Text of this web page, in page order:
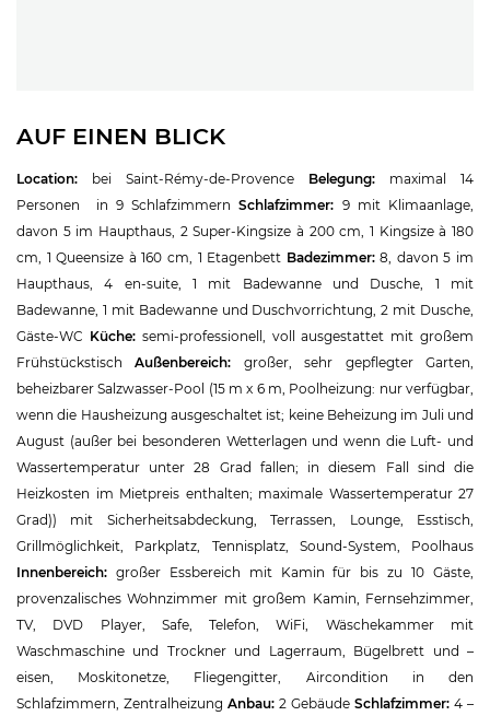
AUF EINEN BLICK
Location: bei Saint-Rémy-de-Provence Belegung: maximal 14
Personen in 9 Schlafzimmern Schlafzimmer: 9 mit Klimaanlage,
davon 5 im Haupthaus, 2 Super-Kingsize à 200 cm, 1 Kingsize à 180
cm, 1 Queensize à 160 cm, 1 Etagenbett Badezimmer:8, davon 5 im
Haupthaus, 4 en-suite, 1 mit Badewanne und Dusche, 1 mit
Badewanne, 1 mit Badewanne und Duschvorrichtung, 2 mit Dusche,
Gäste-WC Küche:semi-professionell, voll ausgestattet mit großem
FrühstückstischAußenbereich: großer, sehr gepflegter Garten,
beheizbarer Salzwasser-Pool (15 m x 6 m, Poolheizung: nur verfügbar,
wenn die Hausheizung ausgeschaltet ist; keine Beheizung im Juli und
August (außer bei besonderen Wetterlagen und wenn die Luft- und
Wassertemperatur unter 28 Grad fallen; in diesem Fall sind die
Heizkosten im Mietpreis enthalten; maximale Wassertemperatur 27
Grad)) mit Sicherheitsabdeckung, Terrassen, Lounge, Esstisch,
Grillmöglichkeit, Parkplatz, Tennisplatz, Sound-System, Poolhaus
Innenbereich: großer Essbereich mit Kamin für bis zu 10 Gäste,
provenzalisches Wohnzimmer mit großem Kamin, Fernsehzimmer,
TV, DVD Player, Safe, Telefon, WiFi, Wäschekammer mit
Waschmaschine und Trockner und Lagerraum, Bügelbrett und –
eisen, Moskitonetze, Fliegengitter, Aircondition in den
Schlafzimmern, Zentralheizung Anbau: 2 Gebäude Schlafzimmer: 4 –